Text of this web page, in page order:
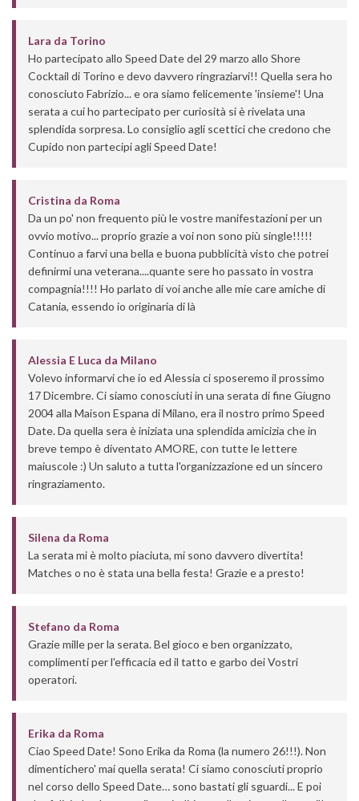
Lara da Torino
Ho partecipato allo Speed Date del 29 marzo allo Shore
Cocktail di Torino e devo davvero ringraziarvi!! Quella sera ho
conosciuto Fabrizio... e ora siamo felicemente 'insieme'! Una
serata a cui ho partecipato per curiosità si è rivelata una
splendida sorpresa. Lo consiglio agli scettici che credono che
Cupido non partecipi agli Speed Date!
Cristina da Roma
Da un po' non frequento più le vostre manifestazioni per un
ovvio motivo... proprio grazie a voi non sono più single!!!!!
Continuo a farvi una bella e buona pubblicità visto che potrei
definirmi una veterana....quante sere ho passato in vostra
compagnia!!!! Ho parlato di voi anche alle mie care amiche di
Catania, essendo io originaria di là
Alessia E Luca da Milano
Volevo informarvi che io ed Alessia ci sposeremo il prossimo
17 Dicembre. Ci siamo conosciuti in una serata di fine Giugno
2004 alla Maison Espana di Milano, era il nostro primo Speed
Date. Da quella sera è iniziata una splendida amicizia che in
breve tempo è diventato AMORE, con tutte le lettere
maiuscole :) Un saluto a tutta l'organizzazione ed un sincero
ringraziamento.
Silena da Roma
La serata mi è molto piaciuta, mi sono davvero divertita!
Matches o no è stata una bella festa! Grazie e a presto!
Stefano da Roma
Grazie mille per la serata. Bel gioco e ben organizzato,
complimenti per l'efficacia ed il tatto e garbo dei Vostri
operatori.
Erika da Roma
Ciao Speed Date! Sono Erika da Roma (la numero 26!!!). Non
dimentichero' mai quella serata! Ci siamo conosciuti proprio
nel corso dello Speed Date… sono bastati gli sguardi... E poi